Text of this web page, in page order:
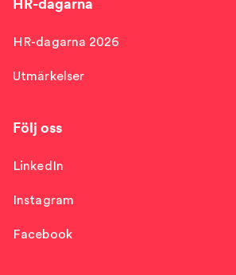
HR-dagarna
HR-dagarna 2026
Utmärkelser
Följ oss
LinkedIn
Instagram
Facebook